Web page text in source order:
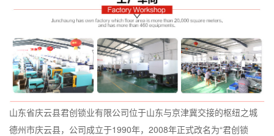
山东省庆云县君创锁业有限公司位于山东与京津冀交接的枢纽之城
德州市庆云县，公司成立于1990年，2008年正式改名为“君创锁